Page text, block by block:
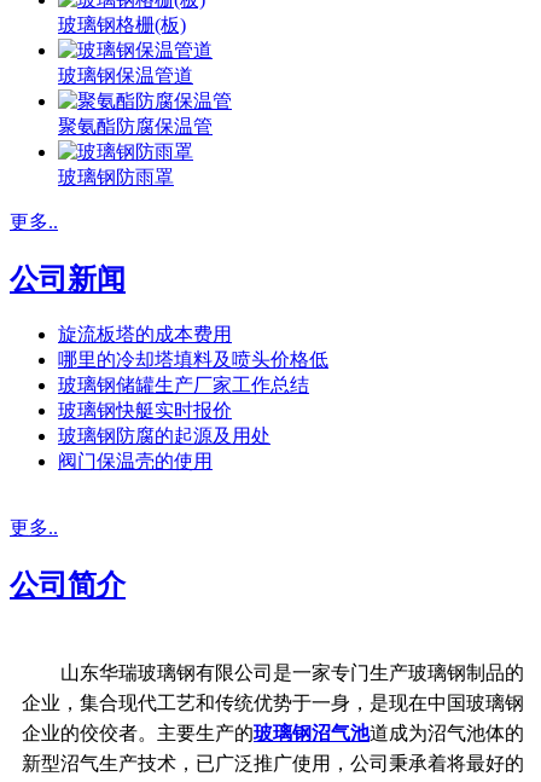
玻璃钢格栅(板)
玻璃钢保温管道
聚氨酯防腐保温管
玻璃钢防雨罩
更多..
公司新闻
旋流板塔的成本费用
哪里的冷却塔填料及喷头价格低
玻璃钢储罐生产厂家工作总结
玻璃钢快艇实时报价
玻璃钢防腐的起源及用处
阀门保温壳的使用
更多..
公司简介
山东华瑞玻璃钢有限公司是一家专门生产玻璃钢制品的
企业，集合现代工艺和传统优势于一身，是现在中国玻璃钢
企业的佼佼者。主要生产的玻璃钢沼气池道成为沼气池体的
新型沼气生产技术，已广泛推广使用，公司秉承着将最好的